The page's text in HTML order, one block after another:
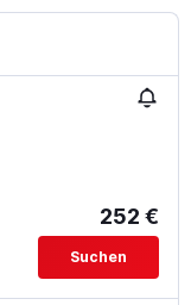
252 €
Suchen